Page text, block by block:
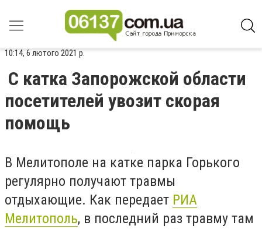
10:14, 6 лютого 2021 р.
С катка Запорожской области
посетителей увозит скорая
помощь
В Мелитополе на катке парка Горького
регулярно получают травмы
отдыхающие. Как передает РИА
Мелитополь, в последний раз травму там